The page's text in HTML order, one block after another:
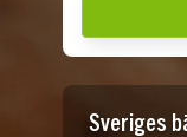
Sveriges